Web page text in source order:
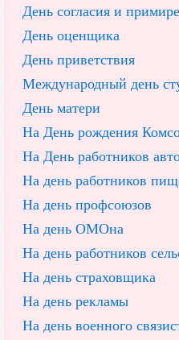
День согласия и
День оценщика
День приветствия
Международный день
День матери
На День рождения
На День работников
На день работников
На день профсоюзов
На день ОМОна
На день работников
На день страховщика
На день рекламы
На день военного